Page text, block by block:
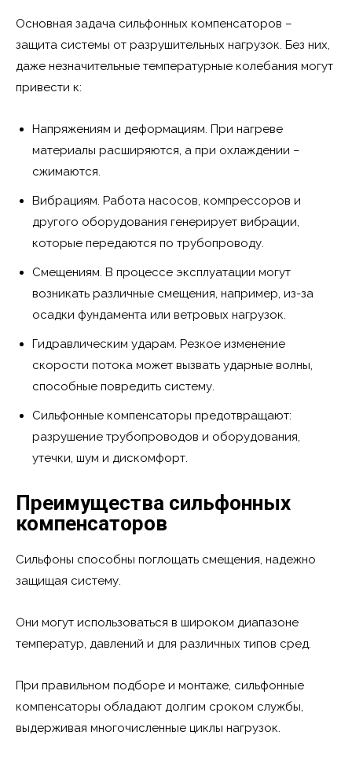
Основная задача сильфонных компенсаторов –
защита системы от разрушительных нагрузок. Без них,
даже незначительные температурные колебания могут
привести к:
Напряжениям и деформациям. При нагреве
материалы расширяются, а при охлаждении –
сжимаются.
Вибрациям. Работа насосов, компрессоров и
другого оборудования генерирует вибрации,
которые передаются по трубопроводу.
Смещениям. В процессе эксплуатации могут
возникать различные смещения, например, из-за
осадки фундамента или ветровых нагрузок.
Гидравлическим ударам. Резкое изменение
скорости потока может вызвать ударные волны,
способные повредить систему.
Сильфонные компенсаторы предотвращают:
разрушение трубопроводов и оборудования,
утечки, шум и дискомфорт.
Преимущества сильфонных
компенсаторов
Сильфоны способны поглощать смещения, надежно
защищая систему.
Они могут использоваться в широком диапазоне
температур, давлений и для различных типов сред.
При правильном подборе и монтаже, сильфонные
компенсаторы обладают долгим сроком службы,
выдерживая многочисленные циклы нагрузок.